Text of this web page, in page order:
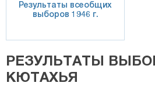
Результаты всеобщих
выборов 1946 г.
РЕЗУЛЬТАТЫ
КЮТАХЬЯ